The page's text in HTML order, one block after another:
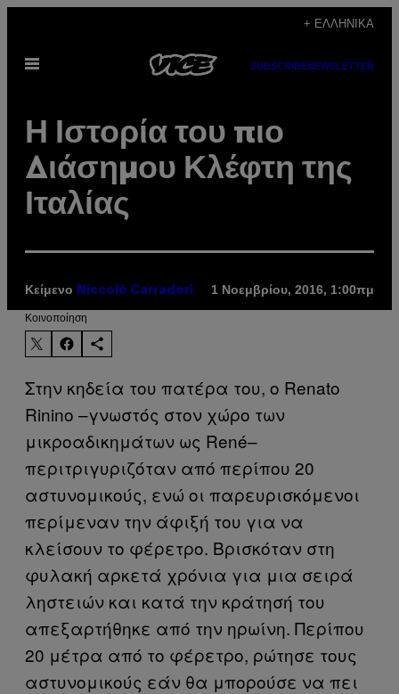
περιεχόμενο
+ ΕΛΛΗΝΙΚΆ
Ανοίξτε
SUBSCRIBENEWSLETTER
Η Ιστορία του πιο
Διάσημου Κλέφτη της
Ιταλίας
Κείμενο Niccolò Carradori 1 Νοεμβρίου, 2016, 1:00πμ
Kοινοποίηση
Στην κηδεία του πατέρα του, ο Renato
Rinino –γνωστός στον χώρο των
μικροαδικημάτων ως René–
περιτριγυριζόταν από περίπου 20
αστυνομικούς, ενώ οι παρευρισκόμενοι
περίμεναν την άφιξή του για να
κλείσουν το φέρετρο. Βρισκόταν στη
φυλακή αρκετά χρόνια για μια σειρά
ληστειών και κατά την κράτησή του
απεξαρτήθηκε από την ηρωίνη. Περίπου
20 μέτρα από το φέρετρο, ρώτησε τους
αστυνομικούς εάν θα μπορούσε να πει